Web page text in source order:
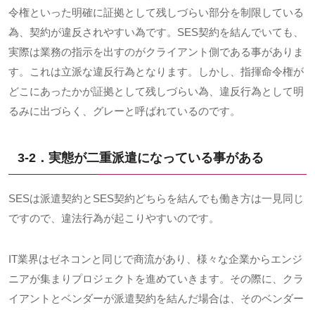
令権といった明確に証拠として残しづらい部分を制限している
為、契約が違反されやすい為です。 SES契約を結んでいても、
実際は業務の指示を出すのがクライアント側である事がありま
す。これは立派な違反行為となります。しかし、指揮命令権が
どこにあったかが証拠として残しづらい為、違反行為として明
るみに出づらく、グレーと呼ばれているのです。
3-2．実態が二重派遣になっている事がある
SESは派遣契約と SES契約どちらを結んでも働き方は一見同じ
ですので、違法行為が起こりやすいのです。
IT業界はゼネコンと同じで商流があり、様々な企業からエンジ
ニアが集まりプロジェクトを進めていきます。その際に、クラ
イアントとベンダーが派遣契約を結んだ場合は、そのベンダー